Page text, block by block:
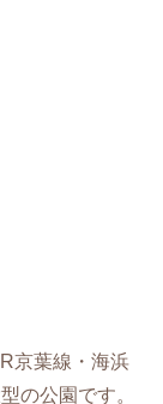
京葉線・海浜
の公園です。